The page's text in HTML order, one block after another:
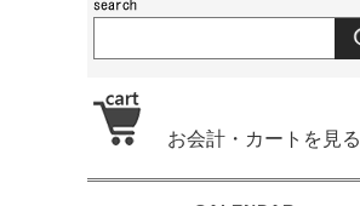
お会計・カートを見る